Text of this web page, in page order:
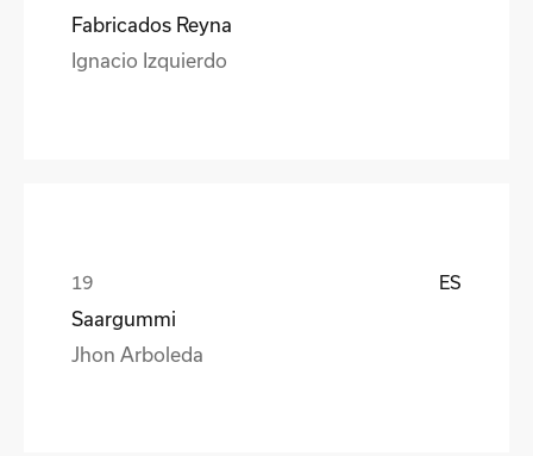
Fabricados Reyna
Ignacio Izquierdo
ES
Saargummi
Jhon Arboleda